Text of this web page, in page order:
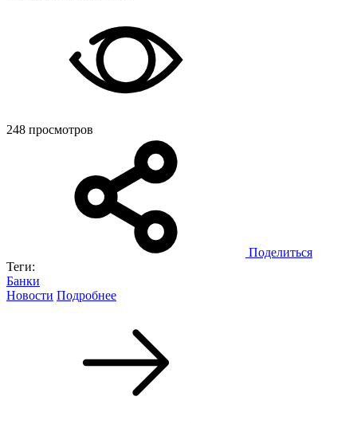
248 просмотров
Поделиться
Теги:
Банки
Новости Подробнее